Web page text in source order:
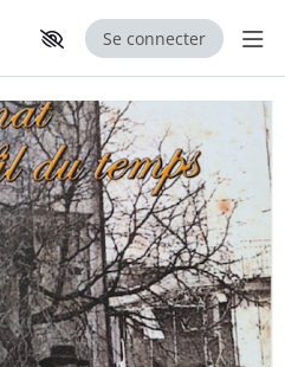
Se connecter